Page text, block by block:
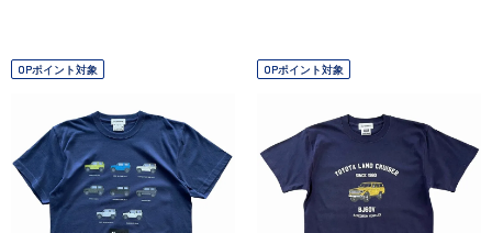
OPポイント対象 OPポイント対象